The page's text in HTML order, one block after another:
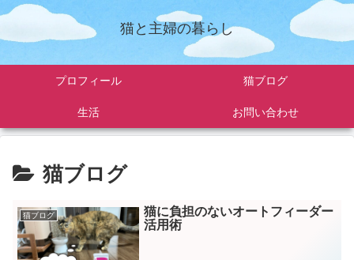
猫と主婦の暮らし
プロフィール 猫ブログ
生活 お問い合わせ
猫ブログ
猫ブログ
猫に負担のないオートフィーダー
活用術